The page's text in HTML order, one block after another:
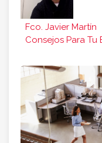
Fco. Javier Martín
Consejos Para Tu